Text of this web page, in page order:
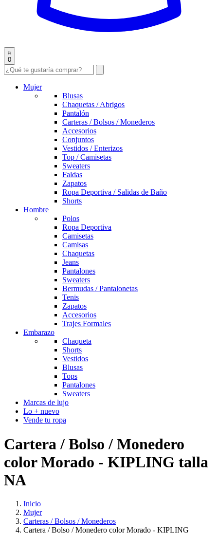
0
Mujer
Blusas
Chaquetas / Abrigos
Pantalón
Carteras / Bolsos / Monederos
Accesorios
Conjuntos
Vestidos / Enterizos
Top / Camisetas
Sweaters
Faldas
Zapatos
Ropa Deportiva / Salidas de Baño
Shorts
Hombre
Polos
Ropa Deportiva
Camisetas
Camisas
Chaquetas
Jeans
Pantalones
Sweaters
Bermudas / Pantalonetas
Tenis
Zapatos
Accesorios
Trajes Formales
Embarazo
Chaqueta
Shorts
Vestidos
Blusas
Tops
Pantalones
Sweaters
Marcas de lujo
Lo + nuevo
Vende tu ropa
Cartera / Bolso / Monedero
color Morado - KIPLING talla
NA
Inicio
Mujer
Carteras / Bolsos / Monederos
Cartera / Bolso / Monedero color Morado - KIPLING